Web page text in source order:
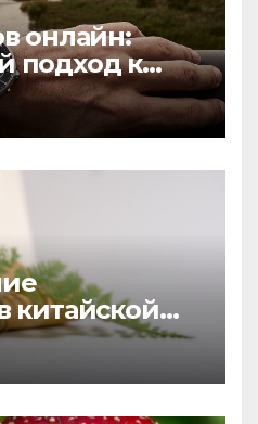
онлайн:
подход к
китайской
усталости